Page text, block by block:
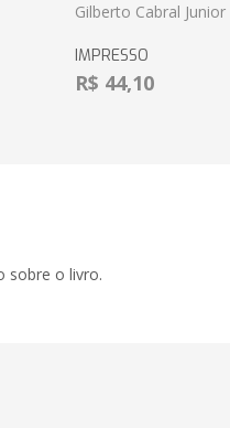
Gilberto Cabral Junior
IMPRESSO
R$ 44,10
sobre o livro.